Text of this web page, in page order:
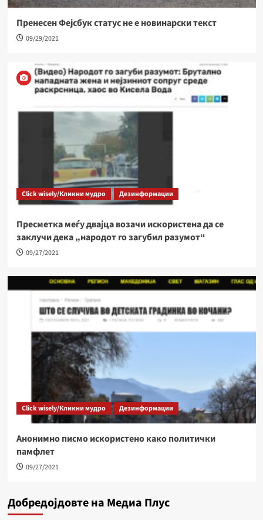
Пренесен Фејсбук статус не е новинарски текст
09/29/2021
Click wisely/Кликни мудро Дезинформации
Пресметка меѓу двајца возачи искористена да се
заклучи дека „народот го загубил разумот“
09/27/2021
Click wisely/Кликни мудро Дезинформации
Анонимно писмо искористено како политички
памфлет
09/27/2021
Добредојдовте на Медиа Плус